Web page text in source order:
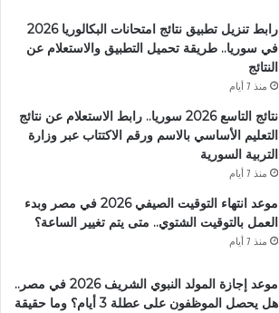
رابط تنزيل تطبيق نتائج امتحانات البكالوريا 2026
في سوريا.. طريقة تحميل التطبيق والاستعلام عن
النتائج
منذ 7 أيام
نتائج التاسع 2026 سوريا.. رابط الاستعلام عن نتائج
التعليم الأساسي بالاسم ورقم الاكتتاب عبر وزارة
التربية السورية
منذ 7 أيام
موعد انتهاء التوقيت الصيفي 2026 في مصر وبدء
العمل بالتوقيت الشتوي.. متى يتم تغيير الساعة؟
منذ 7 أيام
موعد إجازة المولد النبوي الشريف 2026 في مصر..
هل يحصل الموظفون على عطلة 3 أيام؟ وما حقيقة